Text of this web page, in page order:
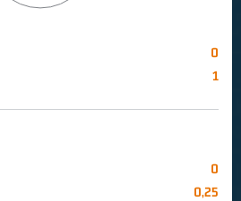
0
1
0
0,25